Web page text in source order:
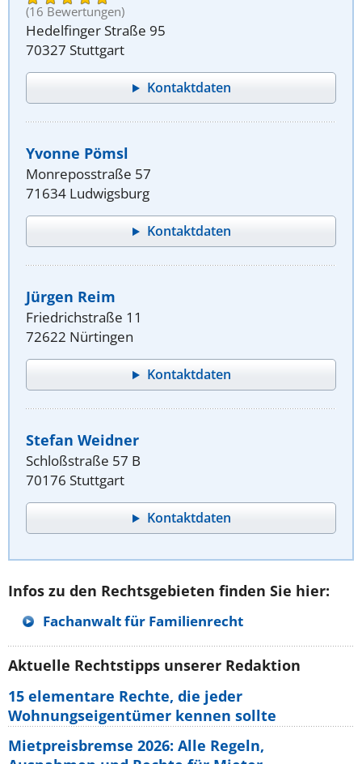
(16 Bewertungen)
Hedelfinger Straße 95
70327 Stuttgart
Kontaktdaten
Yvonne Pömsl
Monreposstraße 57
71634 Ludwigsburg
Kontaktdaten
Jürgen Reim
Friedrichstraße 11
72622 Nürtingen
Kontaktdaten
Stefan Weidner
Schloßstraße 57 B
70176 Stuttgart
Kontaktdaten
Infos zu den Rechtsgebieten finden Sie hier:
Fachanwalt für Familienrecht
Aktuelle Rechtstipps unserer Redaktion
15 elementare Rechte, die jeder
Wohnungseigentümer kennen sollte
Mietpreisbremse 2026: Alle Regeln,